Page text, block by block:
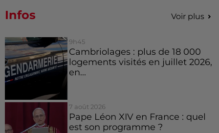
Infos Voir plus
9h45
Cambriolages : plus de 18 000
logements visités en juillet 2026,
en...
7 août 2026
Pape Léon XIV en France : quel
est son programme ?